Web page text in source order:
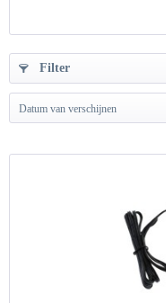
Filter
Datum van verschijnen